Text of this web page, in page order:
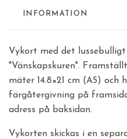
INFORMATION
Vykort med det
"Vänskapskuren".
mäter 14.8×21 cm (A5)
färgåtergivning på
adress på baksidan.
Vykorten skickas i en